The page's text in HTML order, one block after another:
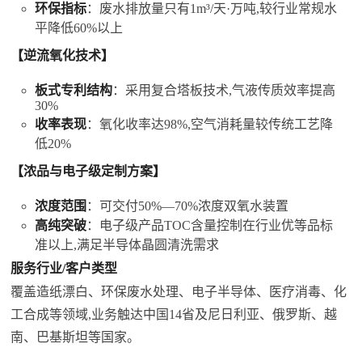
环保指标：废水排放量只有1m³/天·万吨,较行业常规水
平降低60%以上
【逆流氧化技术】
板式专利结构：采用复合塔板技术,气液传质效率提高
30%
收率表现：氧化收率达98%,空气消耗量较传统工艺降
低20%
【浓品与电子级定制方案】
浓度范围 ：可交付50%—70%浓度双氧水装置
高纯突破：电子级产品TOC含量控制在行业优等品标
准以上,满足半导体晶圆清洗需求
服务行业/客户类型
覆盖造纸漂白、环保废水处理、电子半导体、医疗消毒、化
工合成等领域,业务触达中国14省及尼日利亚、俄罗斯、越
南、巴基斯坦等国家。